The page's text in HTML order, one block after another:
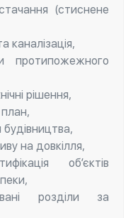
(стиснене
каналізація,
рішення,
будівництва,
на довкілля,
об’єктів
розділи за